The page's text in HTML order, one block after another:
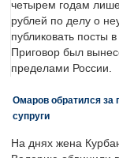
четырем годам
рублей по делу о
публиковать посты
Приговор был
пределами России.
Омаров обратился за
супруги
На днях жена